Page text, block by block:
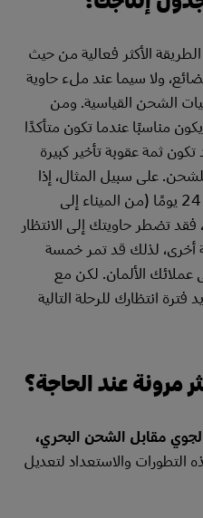
الأكثر فعالية من حيث
ولا سيما عند ملء حاوية
الشحن القياسية. ومن
مناسبًا عندما تكون متأكدًا
ثمة عقوبة تأخير كبيرة
على سبيل المثال، إذا
فاتت بضائعك رحلة بحرية مدتها 24 يومًا (من الميناء إلى
تضطر حاويتك إلى الانتظار
أخرى، لذلك قد تمر خمسة
الألمان. لكن مع
انتظارك للرحلة التالية
مرونة عند الحاجة؟
مقابل الشحن البحري،
التطورات والاستعداد لتعديل